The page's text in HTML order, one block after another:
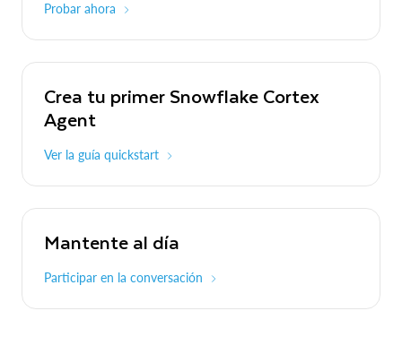
Probar ahora
Crea tu primer Snowflake Cortex
Agent
Ver la guía quickstart
Mantente al día
Participar en la conversación